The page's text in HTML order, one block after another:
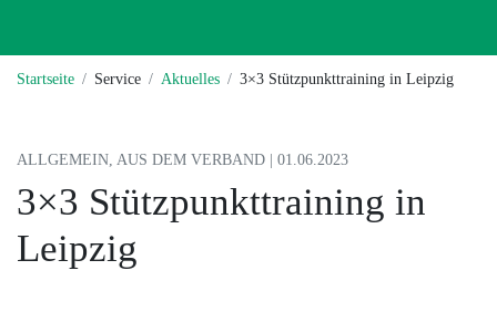
Startseite Service Aktuelles 3×3 Stützpunkttraining in Leipzig
ALLGEMEIN, AUS DEM VERBAND | 01.06.2023
3×3 Stützpunkttraining in
Leipzig